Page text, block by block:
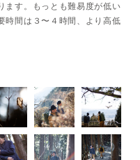
ます。もっとも難易度が低い
間は３〜４時間、より高低